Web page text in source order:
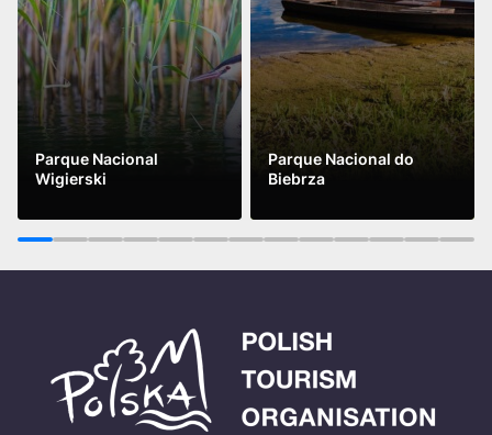
Parque Nacional
Wigierski
Ver mais
Parque Nacional do
Biebrza
Ver mais
1 2 3 4 5 6 7 8 9 10 11 12 13